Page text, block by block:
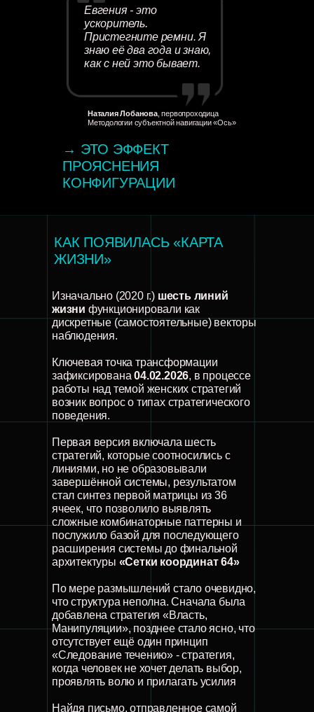
Евгения - это
ускоритель.
Пристегните ремни. Я
знаю её два года и знаю,
как с ней это бывает.
Наталия Лобанова, первопроходица
Методологии субъектной навигации «Ось»
→ ЭТО ЭФФЕКТ
ПРОЯСНЕНИЯ
КОНФИГУРАЦИИ
Изначально (2020 г.) шесть линий
жизни функционировали как
дискретные (самостоятельные) векторы
наблюдения.
Ключевая точка трансформации
зафиксирована04.02.2026, в процессе
работы над темой женских стратегий
возник вопрос о типах стратегического
поведения.
Первая версия включала шесть
стратегий, которые соотносились с
линиями, но не образовывали
завершённой системы, результатом
стал синтез первой матрицы из 36
ячеек, что позволило выявлять
сложные комбинаторные паттерны и
послужило базой для последующего
расширения системы до финальной
архитектуры «Сетки координат 64»
По мере размышлений стало очевидно,
что структура неполна. Сначала была
добавлена стратегия «Власть,
Манипуляции», позднее стало ясно, что
отсутствует ещё один принцип
«Следование течению» - стратегия,
когда человек не хочет делать выбор,
проявлять волю и прилагать усилия
Найдя письмо, отправленное самой
КАК ПОЯВИЛАСЬ «КАРТА
ЖИЗНИ»